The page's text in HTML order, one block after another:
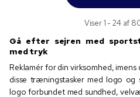
Viser 1 - 24 af
Gå efter sejren med
med tryk
Reklamér for din virksomhed,
disse træningstasker med logo og
logo forbundet med sundhed,